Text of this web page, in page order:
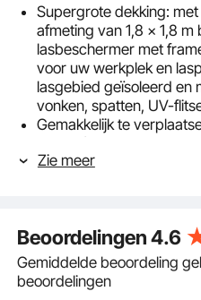
Supergrote dekking:
afmeting van 1,8 x 1,8 m
lasbeschermer met
voor uw werkplek en
lasgebied geïsoleerd en
vonken, spatten, UV-
Gemakkelijk te
wielen (waarvan 2
mobiliteit, zodat u het
vergrendelen en stabiel
UITSTEKENDE
FRAME: Dit lasgordijn is
vlamvertragend vinyl en
Zie meer
Beoordelingen4.6
Gemiddelde beoordeling
beoordelingen